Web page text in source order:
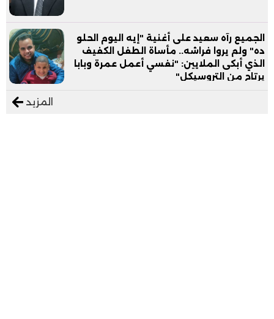
الجميع رآه سعيد على أغنية "إيه اليوم الحلو
ده" ولم يروا فراشه.. مأساة الطفل الكفيف
الذي أبكى الملايين: "نفسي أعمل عمرة وبابا
يرتاح من التروسيكل"
المزيد